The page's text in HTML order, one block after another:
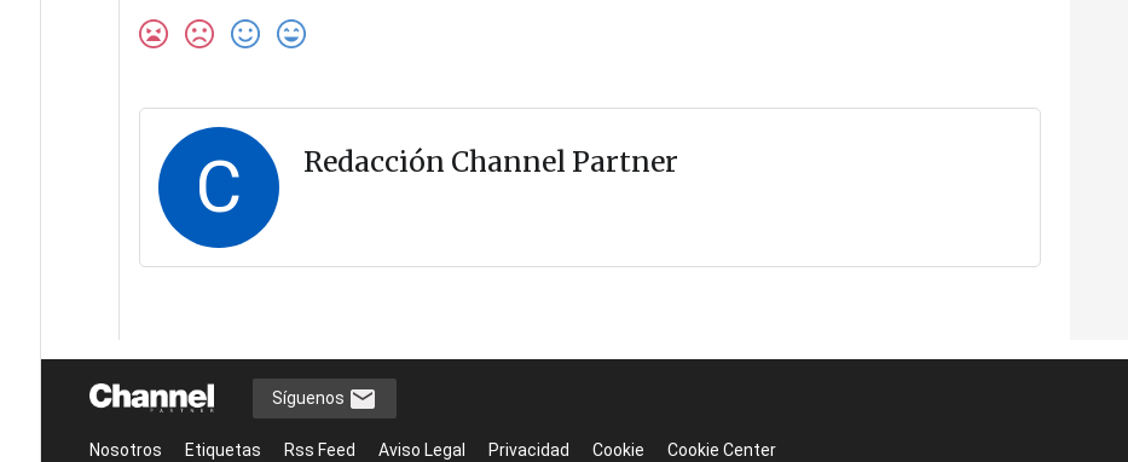
C Redacción Channel Partner
Síguenos
Nosotros Etiquetas Rss Feed Aviso Legal Privacidad Cookie Cookie Center